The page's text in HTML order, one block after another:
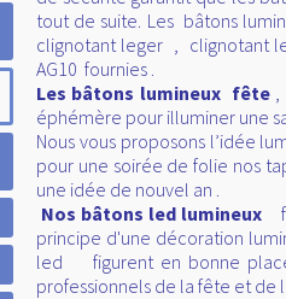
tout de suite. Les bâtons
clignotant leger , clignotant
AG10 fournies .
Les bâtons lumineux fête ,
éphémère pour illuminer une
Nous vous proposons l’idée
pour une soirée de folie nos
une idée de nouvel an .
Nos bâtons led lumineux
principe d'une décoration
led figurent en bonne
professionnels de la fête et